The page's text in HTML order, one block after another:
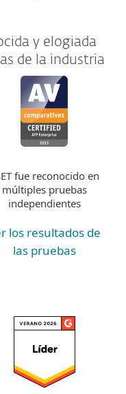
y elogiada
de la industria
fue reconocido en
múltiples pruebas
independientes
los resultados de
las pruebas